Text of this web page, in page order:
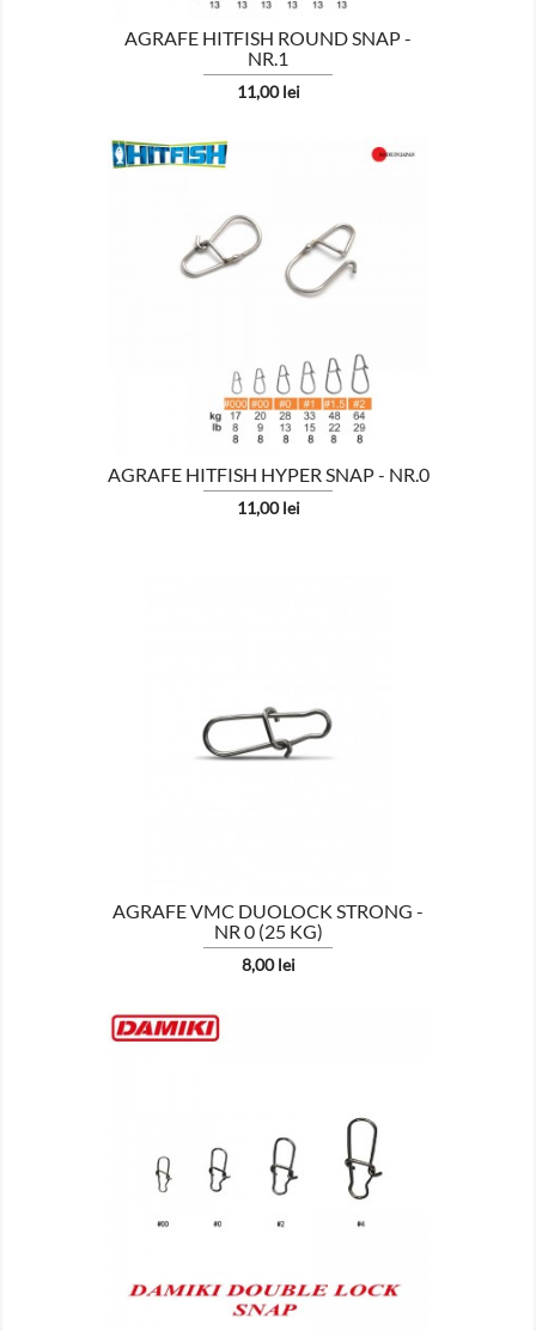
AGRAFE HITFISH ROUND SNAP -
NR.1
Pret
11,00 lei
AGRAFE HITFISH HYPER SNAP - NR.0
Pret
11,00 lei
AGRAFE VMC DUOLOCK STRONG -
NR 0 (25 KG)
Pret
8,00 lei

AFISEAZA 